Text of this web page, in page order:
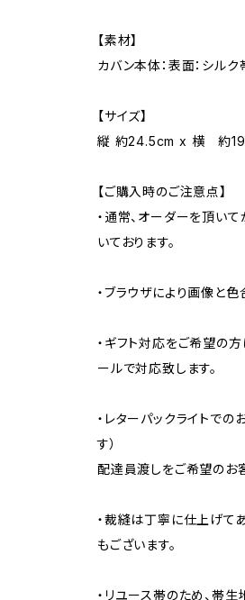
【素材】
カバン本体：表面：シル
【サイズ】
縦 約24.5cm x 横 約
【ご購入時のご注意点】
・通常、オーダーを頂い
いております。
・ブラウザにより画像と
・ギフト対応をご希望の
ールで対応致します。
・レターパックライトでの
す）
配達員渡しをご希望のお
・裁縫は丁寧に仕上げて
もございます。
・リユース帯のため、帯